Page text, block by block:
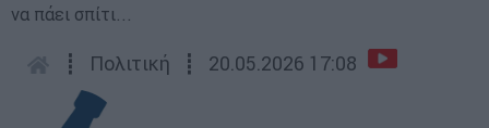
να πάει σπίτι...
┋ Πολιτική ┋ 20.05.2026 17:08